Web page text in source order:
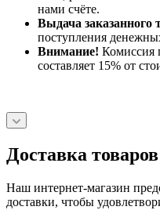
нами счёте.
Выдача заказанного
поступления
Внимание! Комиссия
составляет 15% от
Доставка
Наш интернет-магазин
доставки, чтобы